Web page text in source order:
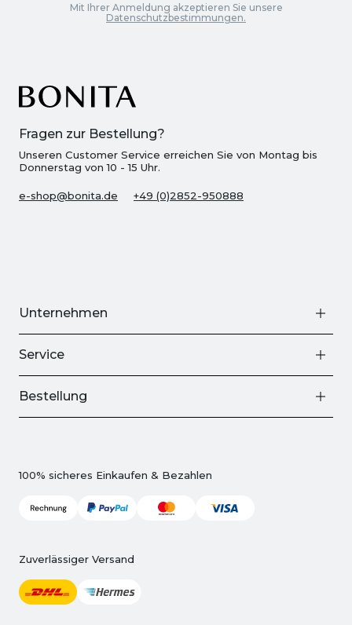
Fragen zur Bestellung?
Unseren Customer Service erreichen Sie von Montag bis
Donnerstag von 10 - 15 Uhr.
e-shop@bonita.de +49 (0)2852-950888
Mit Ihrer Anmeldung akzeptieren Sie unsere
Datenschutzbestimmungen.
Unternehmen
Service
Bestellung
100% sicheres Einkaufen & Bezahlen
Zuverlässiger Versand